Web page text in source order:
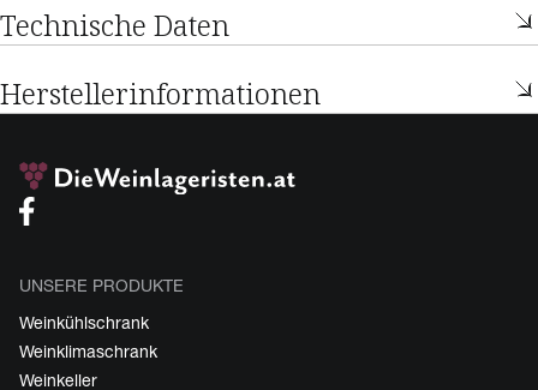
Technische Daten
Herstellerinformationen
UNSERE PRODUKTE
Weinkühlschrank
Weinklimaschrank
Weinkeller